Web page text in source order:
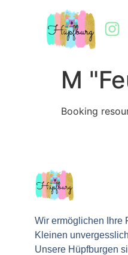
M
Booking
Wir ermöglichen Ihre
Kleinen
Unsere Hüpfburgen